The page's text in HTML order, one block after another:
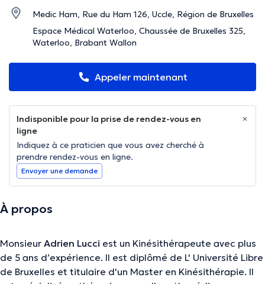
Medic Ham, Rue du Ham 126, Uccle, Région de Bruxelles
Espace Médical Waterloo, Chaussée de Bruxelles 325,
Waterloo, Brabant Wallon
Appeler maintenant
Indisponible pour la prise de rendez-vous en
ligne
Indiquez à ce praticien que vous avez cherché à
prendre rendez-vous en ligne.
Envoyer une demande
À propos
Monsieur Adrien Lucci est un Kinésithérapeute avec plus
de 5 ans d’expérience. Il est diplômé de L' Université Libre
de Bruxelles et titulaire d'un Master en Kinésithérapie. Il